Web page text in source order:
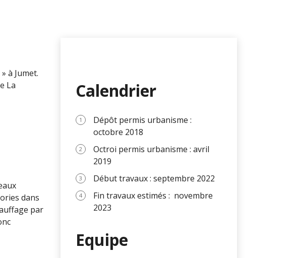
à Jumet.
La
dans
par
Calendrier
Dépôt permis urbanisme :
octobre 2018
Octroi permis urbanisme : avril
2019
Début travaux : septembre 2022
Fin travaux estimés : novembre
2023
Equipe